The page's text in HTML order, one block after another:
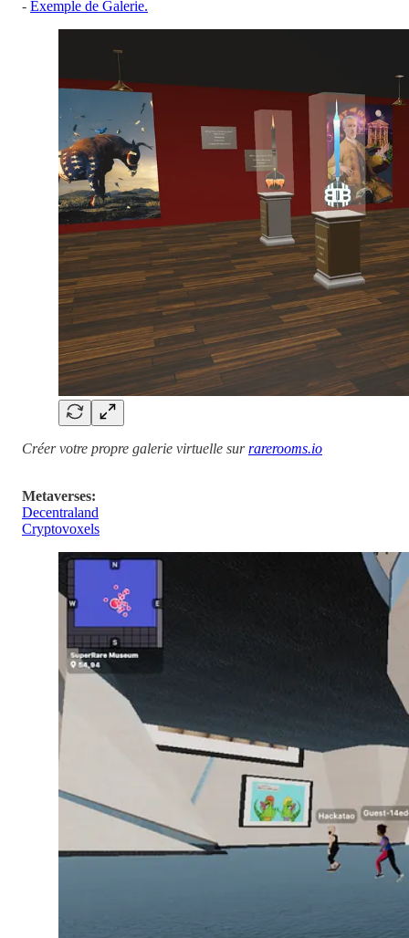
- Exemple de Galerie.
Créer votre propre galerie virtuelle surrarerooms.io
Metaverses:
Decentraland
Cryptovoxels